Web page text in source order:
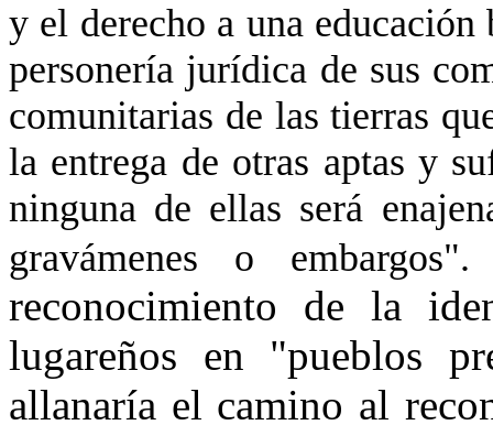
y el derecho a una
personería jurídica de sus
comunitarias de las tierras
la entrega de otras aptas y
ninguna de ellas será
gravámenes o embargos".
reconocimiento de la
lugareños en "pueblos
allanaría el camino al